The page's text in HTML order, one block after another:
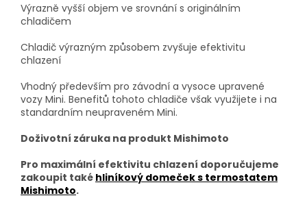
Výrazně vyšší objem ve srovnání s originálním
chladičem
Chladič výrazným způsobem zvyšuje efektivitu
chlazení
Vhodný především pro závodní a vysoce upravené
vozy Mini. Benefitů tohoto chladiče však využijete i na
standardním neupraveném Mini.
Doživotní záruka na produkt Mishimoto
Pro maximální efektivitu chlazení doporučujeme
zakoupit také hliníkový domeček s termostatem
Mishimoto.